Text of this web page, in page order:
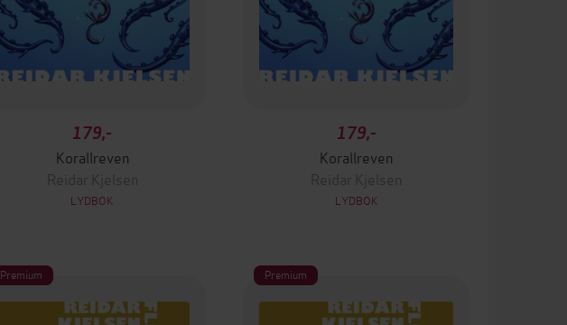
179,-
Korallreven
Reidar Kjelsen
LYDBOK
179,-
Korallreven
Reidar Kjelsen
LYDBOK
Premium Premium